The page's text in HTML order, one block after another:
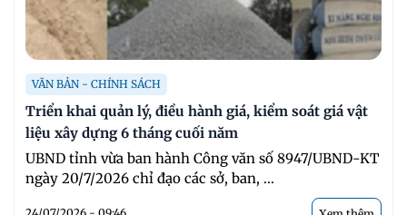
VĂN BẢN - CHÍNH SÁCH
Triển khai quản lý, điều hành giá, kiểm soát giá vật
liệu xây dựng 6 tháng cuối năm
UBND tỉnh vừa ban hành Công văn số 8947/UBND-KT
ngày 20/7/2026 chỉ đạo các sở, ban, ...